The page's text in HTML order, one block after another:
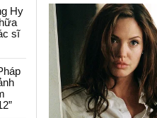
Hy
sĩ